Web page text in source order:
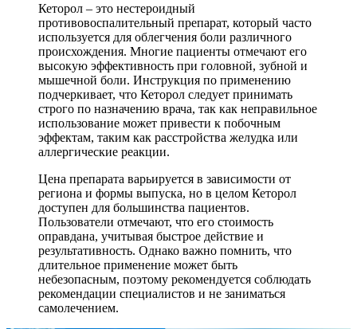
Кеторол – это нестероидный
противовоспалительный препарат, который часто
используется для облегчения боли различного
происхождения. Многие пациенты отмечают его
высокую эффективность при головной, зубной и
мышечной боли. Инструкция по применению
подчеркивает, что Кеторол следует принимать
строго по назначению врача, так как неправильное
использование может привести к побочным
эффектам, таким как расстройства желудка или
аллергические реакции.
Цена препарата варьируется в зависимости от
региона и формы выпуска, но в целом Кеторол
доступен для большинства пациентов.
Пользователи отмечают, что его стоимость
оправдана, учитывая быстрое действие и
результативность. Однако важно помнить, что
длительное применение может быть
небезопасным, поэтому рекомендуется соблюдать
рекомендации специалистов и не заниматься
самолечением.